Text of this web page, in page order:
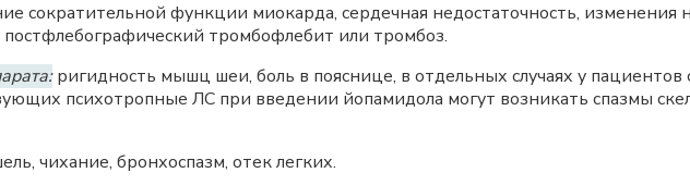
сократительной функции миокарда, сердечная недостаточность, изменения
тромбофлебит или тромбоз.
ригидность мышц шеи, боль в пояснице, в отдельных случаях у
психотропные ЛС при введении йопамидола могут возникать спазмы
чихание, бронхоспазм, отек легких.